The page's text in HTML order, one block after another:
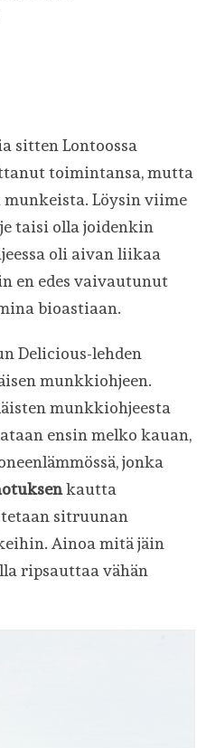
sitten Lontoossa
toimintansa, mutta
Löysin viime
taisi olla joidenkin
oli aivan liikaa
en edes vaivautunut
bioastiaan.
Delicious-lehden
munkkiohjeen.
munkkiohjeesta
ensin melko kauan,
jonka
kautta
sitruunan
Ainoa mitä jäin
ripsauttaa vähän